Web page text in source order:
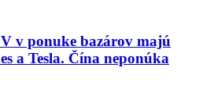
v ponuke bazárov majú
a Tesla. Čína neponúka